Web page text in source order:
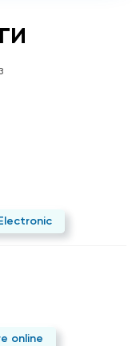
online